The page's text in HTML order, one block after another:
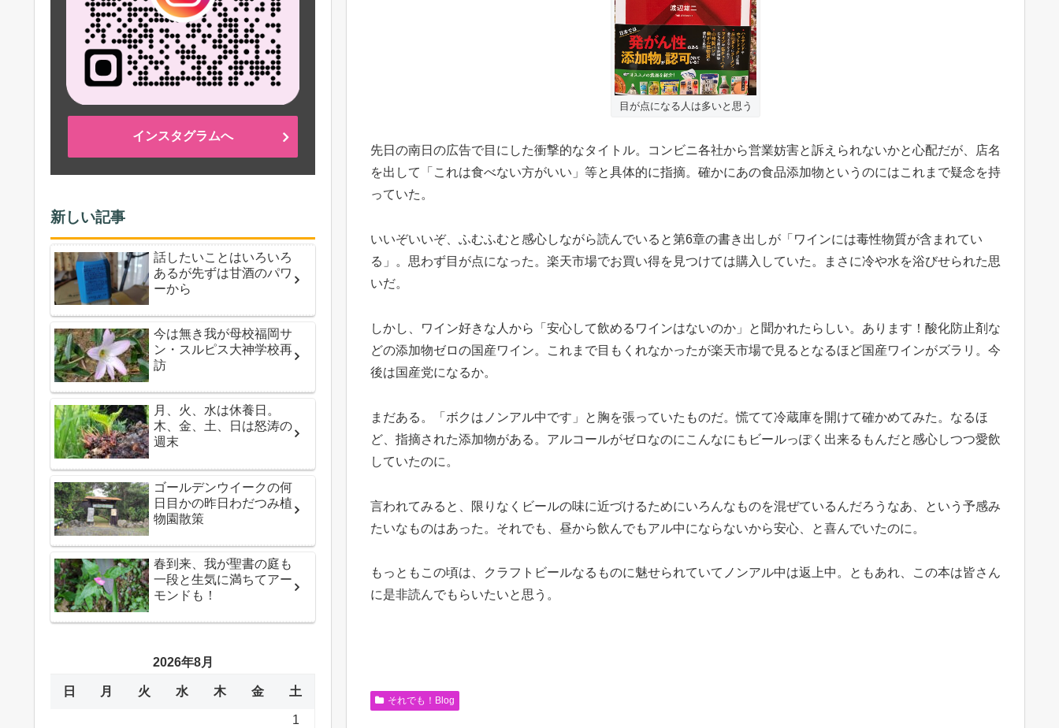
目が点になる人は多いと思う
先日の南日の広告で目にした衝撃的なタイトル。コンビニ各社から営業妨害と訴えられないかと心配だが、店名
を出して「これは食べない方がいい」等と具体的に指摘。確かにあの食品添加物というのにはこれまで疑念を持
っていた。
いいぞいいぞ、ふむふむと感心しながら読んでいると第6章の書き出しが「ワインには毒性物質が含まれてい
る」。思わず目が点になった。楽天市場でお買い得を見つけては購入していた。まさに冷や水を浴びせられた思
いだ。
しかし、ワイン好きな人から「安心して飲めるワインはないのか」と聞かれたらしい。あります！酸化防止剤な
どの添加物ゼロの国産ワイン。これまで目もくれなかったが楽天市場で見るとなるほど国産ワインがズラリ。今
後は国産党になるか。
まだある。「ボクはノンアル中です」と胸を張っていたものだ。慌てて冷蔵庫を開けて確かめてみた。なるほ
ど、指摘された添加物がある。アルコールがゼロなのにこんなにもビールっぽく出来るもんだと感心しつつ愛飲
していたのに。
言われてみると、限りなくビールの味に近づけるためにいろんなものを混ぜているんだろうなあ、という予感み
たいなものはあった。それでも、昼から飲んでもアル中にならないから安心、と喜んでいたのに。
もっともこの頃は、クラフトビールなるものに魅せられていてノンアル中は返上中。ともあれ、この本は皆さん
に是非読んでもらいたいと思う。
それでも！Blog
インスタグラムへ
新しい記事
話したいことはいろいろ
あるが先ずは甘酒のパワ
ーから
今は無き我が母校福岡サ
ン・スルピス大神学校再
訪
月、火、水は休養日。
木、金、土、日は怒涛の
週末
ゴールデンウイークの何
日目かの昨日わだつみ植
物園散策
春到来、我が聖書の庭も
一段と生気に満ちてアー
モンドも！
2026年8月
日 月 火 水 木 金 土
1